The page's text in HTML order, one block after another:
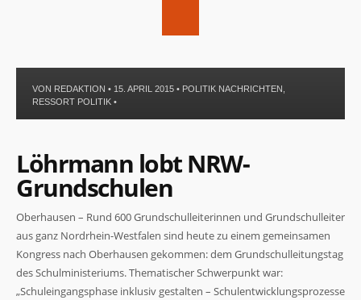
VON REDAKTION • 15. APRIL 2015 • POLITIK NACHRICHTEN
RESSORT POLITIK •
Löhrmann lobt NRW-
Grundschulen
Oberhausen – Rund 600 Grundschulleiterinnen und Grundschulleiter
aus ganz Nordrhein-Westfalen sind heute zu einem gemeinsamen
Kongress nach Oberhausen gekommen: dem Grundschulleitungstag
des Schulministeriums. Thematischer Schwerpunkt war:
„Schuleingangsphase inklusiv gestalten – Schulentwicklungsprozesse